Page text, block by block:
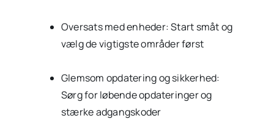
Oversats med enheder: Start småt og
vælg de vigtigste områder først
Glemsom opdatering og sikkerhed:
Sørg for løbende opdateringer og
stærke adgangskoder